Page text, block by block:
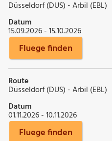
Düsseldorf (DUS) - Arbil (EBL)
Datum
15.09.2026 - 15.10.2026
Fluege finden
Route
Düsseldorf (DUS) - Arbil (EBL)
Datum
01.11.2026 - 10.11.2026
Fluege finden